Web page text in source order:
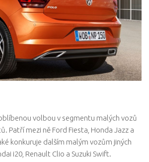
volbou v segmentu malých vozů
Patří mezi ně Ford Fiesta, Honda Jazz a
konkuruje dalším malým vozům jiných
i20, Renault Clio a Suzuki Swift.